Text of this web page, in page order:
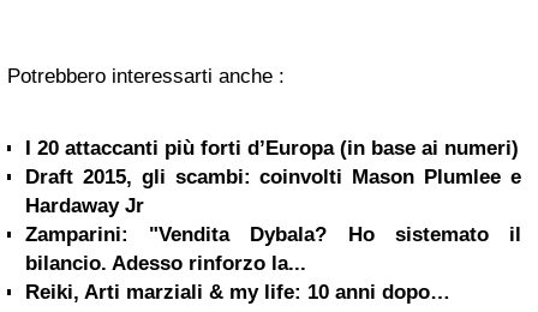
Potrebbero interessarti anche :
I 20 attaccanti più forti d’Europa (in base ai numeri)
Draft 2015, gli scambi: coinvolti Mason Plumlee e
Hardaway Jr
Zamparini: "Vendita Dybala? Ho sistemato il
bilancio. Adesso rinforzo la...
Reiki, Arti marziali & my life: 10 anni dopo…